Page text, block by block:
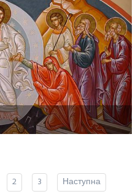
2 3
Наступна